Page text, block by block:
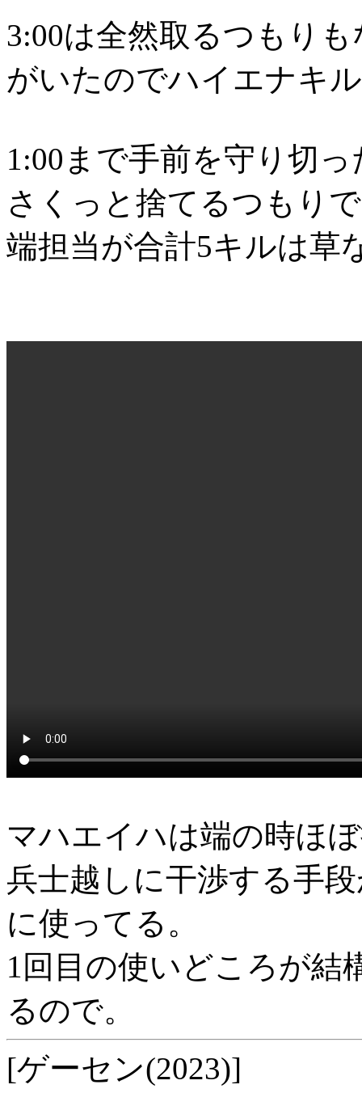
3:00は全然取るつもり
がいたのでハイエナキ
1:00まで手前を守り切
さくっと捨てるつもり
端担当が合計5キルは草
マハエイハは端の時ほ
兵士越しに干渉する手
に使ってる。
1回目の使いどころが結
るので。
[ゲーセン(2023)]